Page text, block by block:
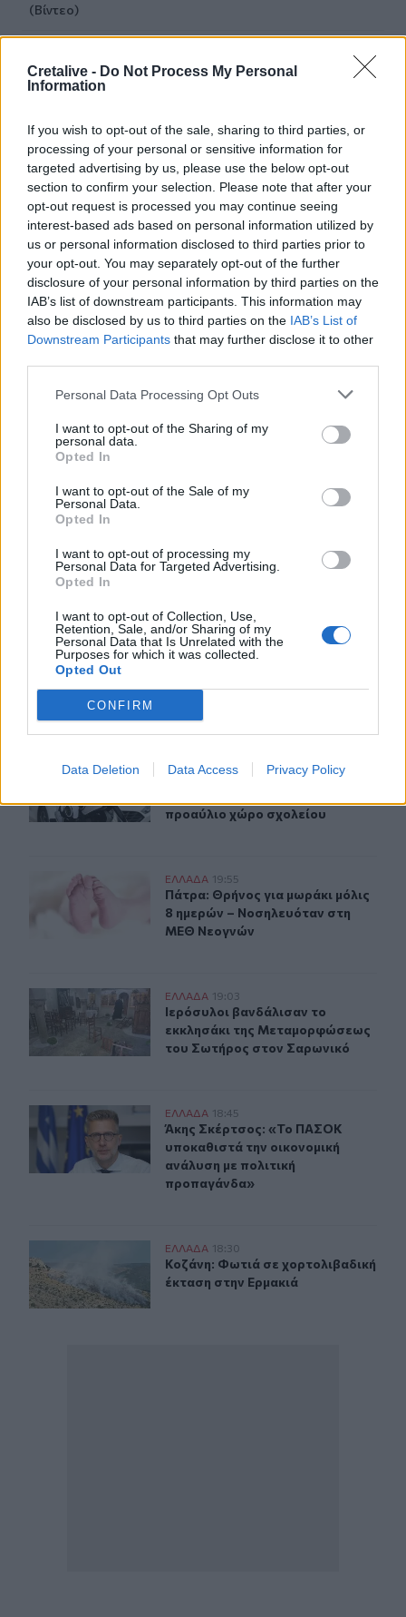
Cretalive - Do Not Process My Personal
Information
If you wish to opt-out of the sale, sharing to third parties, or
processing of your personal or sensitive information for
targeted advertising by us, please use the below opt-out
section to confirm your selection. Please note that after your
opt-out request is processed you may continue seeing
interest-based ads based on personal information utilized by
us or personal information disclosed to third parties prior to
your opt-out. You may separately opt-out of the further
disclosure of your personal information by third parties on the
IAB’s list of downstream participants. This information may
also be disclosed by us to third parties on the IAB’s List of
Downstream Participants that may further disclose it to other
Personal Data Processing Opt Outs
I want to opt-out of the Sharing of my
personal data.
Opted In
I want to opt-out of the Sale of my
Personal Data.
Opted In
I want to opt-out of processing my
Personal Data for Targeted Advertising.
Opted In
I want to opt-out of Collection, Use,
Retention, Sale, and/or Sharing of my
Personal Data that Is Unrelated with the
Purposes for which it was collected.
Opted Out
CONFIRM
Data Deletion Data Access Privacy Policy
(Βίντεο)
ΗΠΑ: Εφετείο απαγόρευσε να συνεχιστεί η κατασκευή
της αίθουσας χορού στον Λευκό Οίκο
19:11
Χανιά: Σχεδόν 1 εκατ. ευρώ από το Ταμείο Αλληλεγγύης
του Υπουργείου Μετανάστευσης και Ασύλου για
σχολικές υποδομές και δημόσιους χώρους
19:03
Ιερόσυλοι βανδάλισαν το εκκλησάκι της
Μεταμορφώσεως του Σωτήρος στον Σαρωνικό
18:59
ΗΠΑ: 23.000 θέσεις λιγότερες θέσεις εργασίας τον
Ιούλιο αλλά η ανεργία μειώθηκε
Άκης Σκέρτσος: «Το ΠΑΣΟΚ υποκαθιστά την οικονομική
ΣΧΕΤΙΚA AΡΘΡΑ
ΥΠΑΑΤ – ΑΑΔΕ: Υπεγράφη κοινή απόφαση για
ΕΛΛAΔΑ 20:57
ΥΠΑΑΤ – ΑΑΔΕ: Υπεγράφη κοινή
ΥΠΑΑΤ – ΑΑΔΕ: Υπεγράφη κοινή
εκατ. ευρώ
Μαρούσι: Συνελήφθη 35χρονος με 106 συσκευασίες
Μαρούσι: Συνελήφθη 35χρονος με
Μαρούσι: Συνελήφθη 35χρονος
προαύλιο χώρο σχολείου
Πάτρα: Θρήνος για μωράκι μόλις 8 ημερών –
ΕΛΛAΔΑ 19:55
Πάτρα: Θρήνος για μωράκι μόλις
Πάτρα: Θρήνος για μωράκι μόλις
8 ημερών – Νοσηλευόταν στη
ΜΕΘ Νεογνών
Ιερόσυλοι βανδάλισαν το εκκλησάκι της
ΕΛΛAΔΑ 19:03
Ιερόσυλοι βανδάλισαν το
Ιερόσυλοι βανδάλισαν το
εκκλησάκι της Μεταμορφώσεως
του Σωτήρος στον Σαρωνικό
Άκης Σκέρτσος: «Το ΠΑΣΟΚ υποκαθιστά την
ΕΛΛAΔΑ 18:45
Άκης Σκέρτσος: «Το ΠΑΣΟΚ
Άκης Σκέρτσος: «Το ΠΑΣΟΚ
υποκαθιστά την οικονομική
ανάλυση με πολιτική
προπαγάνδα»
Κοζάνη: Φωτιά σε χορτολιβαδική έκταση στην Ερμακιά
ΕΛΛAΔΑ 18:30
Κοζάνη: Φωτιά σε χορτολιβαδική
Κοζάνη: Φωτιά σε χορτολιβαδική
έκταση στην Ερμακιά